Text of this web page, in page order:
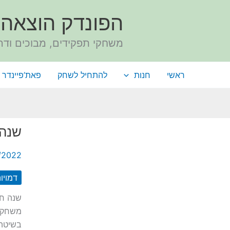
הפונדק
משחקי תפקידים, מבוכים
ראשי חנות להתחיל לשחק
שנה
משחק